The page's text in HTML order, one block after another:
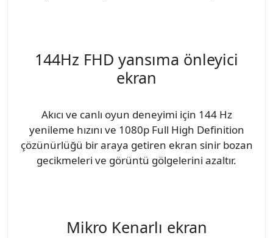
144Hz FHD yansıma önleyici
ekran
Akıcı ve canlı oyun deneyimi için 144 Hz
yenileme hızını ve 1080p Full High Definition
çözünürlüğü bir araya getiren ekran sinir bozan
gecikmeleri ve görüntü gölgelerini azaltır.
Mikro Kenarlı ekran